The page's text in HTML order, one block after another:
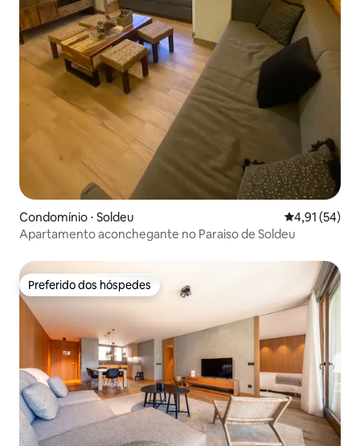
Condomínio ⋅ Soldeu 4,91 de uma
4,91 (54)
Apartamento aconchegante no Paraiso de Soldeu
Preferido dos hóspedes
Preferido dos hóspedes